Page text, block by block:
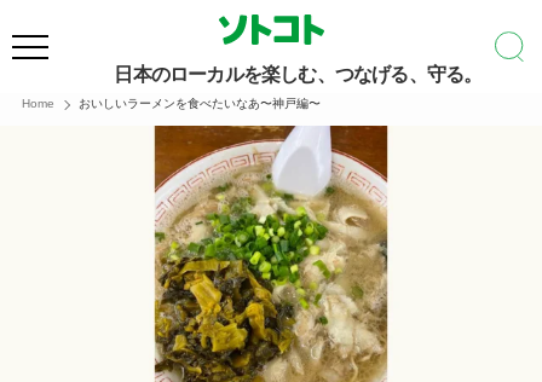
日本のローカルを楽しむ、つなげる、守る。
Home おいしいラーメンを食べたいなあ〜神戸編〜